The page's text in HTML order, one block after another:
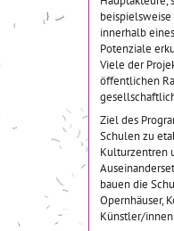
innerhalb
Potenziale
Viele der
öffentlichen
Ziel des
Schulen zu
Kulturzentren
bauen die
Opernhäuser,
Künstler/innen